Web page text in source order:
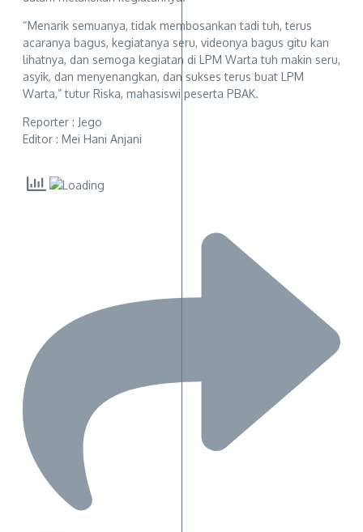
“Menarik semuanya, tidak membosankan tadi tuh, terus
acaranya bagus, kegiatanya seru, videonya bagus gitu kan
lihatnya, dan semoga kegiatan di LPM Warta tuh makin seru,
asyik, dan menyenangkan, dan sukses terus buat LPM
Warta,” tutur Riska, mahasiswi peserta PBAK.
Reporter : Jego
Editor : Mei Hani Anjani